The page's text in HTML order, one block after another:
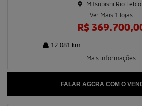
Mitsubishi Rio
Ver Mais 1 lojas
R$
12.081 km
Mais informações
FALAR AGORA COM O